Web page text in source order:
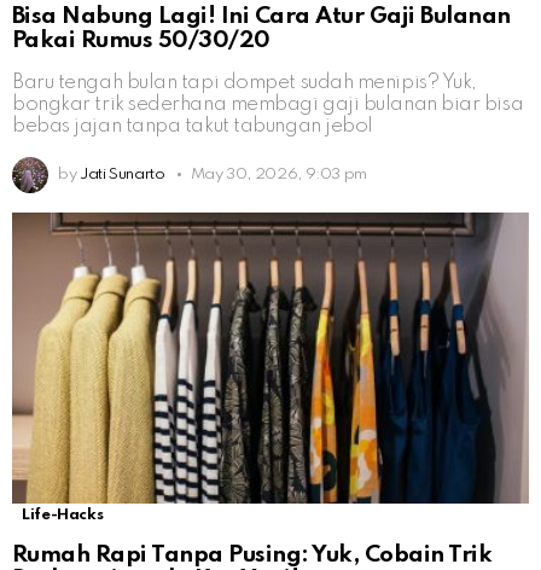
Bisa Nabung Lagi! Ini Cara Atur Gaji Bulanan
Pakai Rumus 50/30/20
Baru tengah bulan tapi dompet sudah menipis? Yuk,
bongkar trik sederhana membagi gaji bulanan biar bisa
bebas jajan tanpa takut tabungan jebol
by Jati Sunarto May 30, 2026, 9:03 pm
Life-Hacks
Rumah Rapi Tanpa Pusing: Yuk, Cobain Trik